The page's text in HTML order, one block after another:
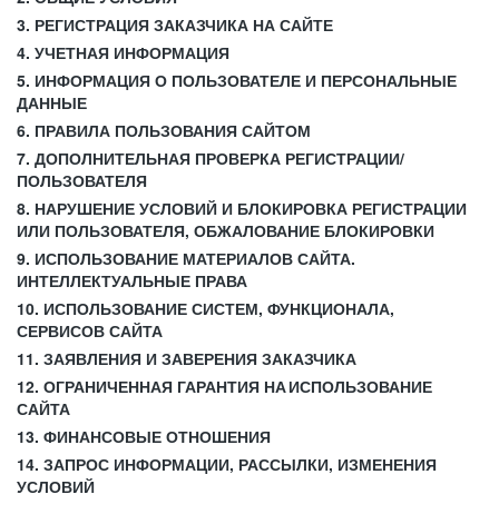
3. РЕГИСТРАЦИЯ ЗАКАЗЧИКА НА САЙТЕ
4. УЧЕТНАЯ ИНФОРМАЦИЯ
5. ИНФОРМАЦИЯ О ПОЛЬЗОВАТЕЛЕ И ПЕРСОНАЛЬНЫЕ
ДАННЫЕ
6. ПРАВИЛА ПОЛЬЗОВАНИЯ САЙТОМ
7. ДОПОЛНИТЕЛЬНАЯ ПРОВЕРКА РЕГИСТРАЦИИ/
ПОЛЬЗОВАТЕЛЯ
8. НАРУШЕНИЕ УСЛОВИЙ И БЛОКИРОВКА РЕГИСТРАЦИИ
ИЛИ ПОЛЬЗОВАТЕЛЯ, ОБЖАЛОВАНИЕ БЛОКИРОВКИ
9. ИСПОЛЬЗОВАНИЕ МАТЕРИАЛОВ САЙТА.
ИНТЕЛЛЕКТУАЛЬНЫЕ ПРАВА
10. ИСПОЛЬЗОВАНИЕ СИСТЕМ, ФУНКЦИОНАЛА,
СЕРВИСОВ САЙТА
11. ЗАЯВЛЕНИЯ И ЗАВЕРЕНИЯ ЗАКАЗЧИКА
12. ОГРАНИЧЕННАЯ ГАРАНТИЯ НА ИСПОЛЬЗОВАНИЕ
САЙТА
13. ФИНАНСОВЫЕ ОТНОШЕНИЯ
14. ЗАПРОС ИНФОРМАЦИИ, РАССЫЛКИ, ИЗМЕНЕНИЯ
УСЛОВИЙ